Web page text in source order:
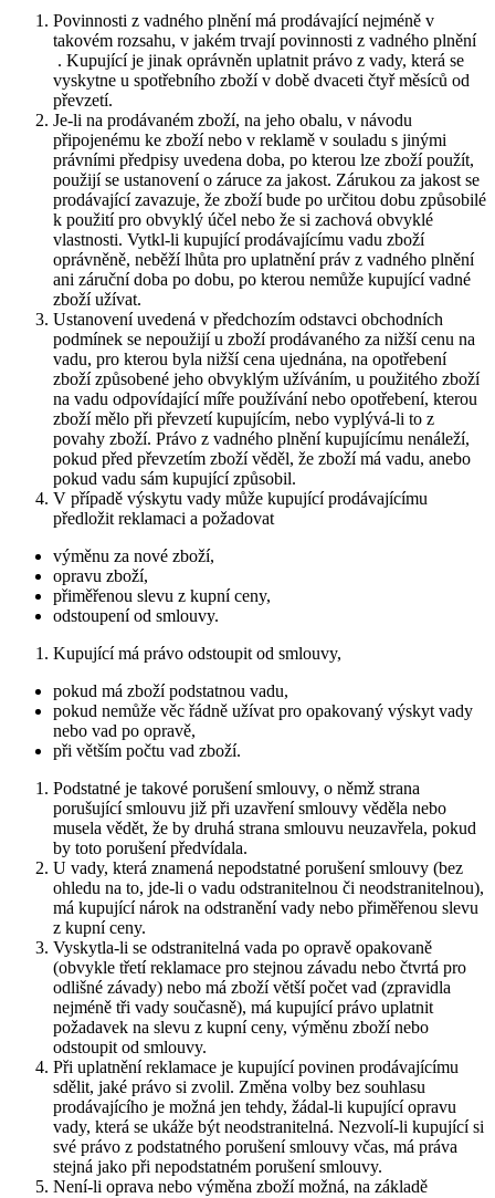
Povinnosti z vadného plnění má prodávající nejméně v
takovém rozsahu, v jakém trvají povinnosti z vadného plnění
. Kupující je jinak oprávněn uplatnit právo z vady, která se
vyskytne u spotřebního zboží v době dvaceti čtyř měsíců od
převzetí.
Je-li na prodávaném zboží, na jeho obalu, v návodu
připojenému ke zboží nebo v reklamě v souladu s jinými
právními předpisy uvedena doba, po kterou lze zboží použít,
použijí se ustanovení o záruce za jakost. Zárukou za jakost se
prodávající zavazuje, že zboží bude po určitou dobu způsobilé
k použití pro obvyklý účel nebo že si zachová obvyklé
vlastnosti. Vytkl-li kupující prodávajícímu vadu zboží
oprávněně, neběží lhůta pro uplatnění práv z vadného plnění
ani záruční doba po dobu, po kterou nemůže kupující vadné
zboží užívat.
Ustanovení uvedená v předchozím odstavci obchodních
podmínek se nepoužijí u zboží prodávaného za nižší cenu na
vadu, pro kterou byla nižší cena ujednána, na opotřebení
zboží způsobené jeho obvyklým užíváním, u použitého zboží
na vadu odpovídající míře používání nebo opotřebení, kterou
zboží mělo při převzetí kupujícím, nebo vyplývá-li to z
povahy zboží. Právo z vadného plnění kupujícímu nenáleží,
pokud před převzetím zboží věděl, že zboží má vadu, anebo
pokud vadu sám kupující způsobil.
V případě výskytu vady může kupující prodávajícímu
předložit reklamaci a požadovat
výměnu za nové zboží,
opravu zboží,
přiměřenou slevu z kupní ceny,
odstoupení od smlouvy.
Kupující má právo odstoupit od smlouvy,
pokud má zboží podstatnou vadu,
pokud nemůže věc řádně užívat pro opakovaný výskyt vady
nebo vad po opravě,
při větším počtu vad zboží.
Podstatné je takové porušení smlouvy, o němž strana
porušující smlouvu již při uzavření smlouvy věděla nebo
musela vědět, že by druhá strana smlouvu neuzavřela, pokud
by toto porušení předvídala.
U vady, která znamená nepodstatné porušení smlouvy (bez
ohledu na to, jde-li o vadu odstranitelnou či neodstranitelnou),
má kupující nárok na odstranění vady nebo přiměřenou slevu
z kupní ceny.
Vyskytla-li se odstranitelná vada po opravě opakovaně
(obvykle třetí reklamace pro stejnou závadu nebo čtvrtá pro
odlišné závady) nebo má zboží větší počet vad (zpravidla
nejméně tři vady současně), má kupující právo uplatnit
požadavek na slevu z kupní ceny, výměnu zboží nebo
odstoupit od smlouvy.
Při uplatnění reklamace je kupující povinen prodávajícímu
sdělit, jaké právo si zvolil. Změna volby bez souhlasu
prodávajícího je možná jen tehdy, žádal-li kupující opravu
vady, která se ukáže být neodstranitelná. Nezvolí-li kupující si
své právo z podstatného porušení smlouvy včas, má práva
stejná jako při nepodstatném porušení smlouvy.
Není-li oprava nebo výměna zboží možná, na základě